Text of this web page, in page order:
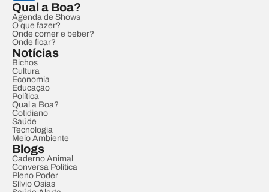
Qual a Boa?
Agenda de Shows
O que fazer?
Onde comer e beber?
Onde ficar?
Notícias
Bichos
Cultura
Economia
Educação
Política
Qual a Boa?
Cotidiano
Saúde
Tecnologia
Meio Ambiente
Blogs
Caderno Animal
Conversa Política
Pleno Poder
Sílvio Osias